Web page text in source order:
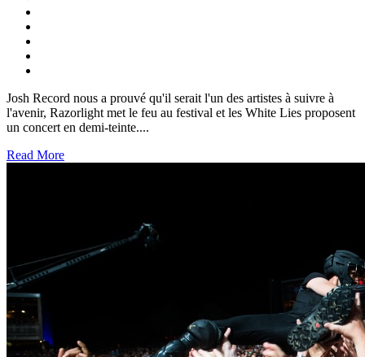
Josh Record nous a prouvé qu'il serait l'un des artistes à suivre à
l'avenir, Razorlight met le feu au festival et les White Lies proposent
un concert en demi-teinte....
Read More